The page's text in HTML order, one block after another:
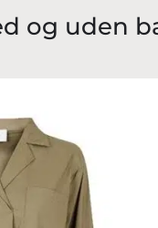
og uden